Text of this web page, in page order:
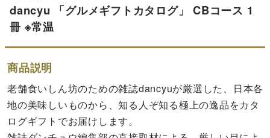
dancyu 「グルメギフトカタログ」 CBコース 1
冊 ※常温
商品説明
老舗食いしん坊のための雑誌dancyuが厳選した、日本各
地の美味しいものから、知る人ぞ知る極上の逸品をカタ
ログギフトでお届けします。